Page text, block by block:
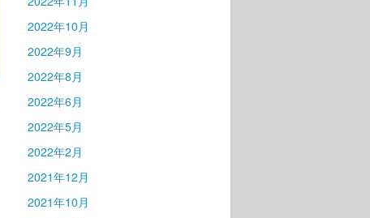
2022年10月
2022年9月
2022年8月
2022年6月
2022年5月
2022年2月
2021年12月
2021年10月